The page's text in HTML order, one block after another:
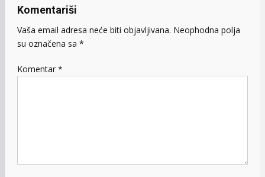
Komentariši
Vaša email adresa neće biti objavljivana. Neophodna polja
su označena sa *
Komentar *